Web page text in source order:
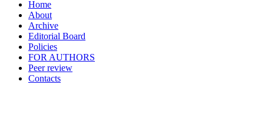
Home
About
Archive
Editorial Board
Policies
FOR AUTHORS
Peer review
Contacts